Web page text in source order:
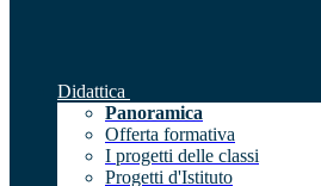
Didattica
Panoramica
Offerta formativa
I progetti delle classi
Progetti d'Istituto